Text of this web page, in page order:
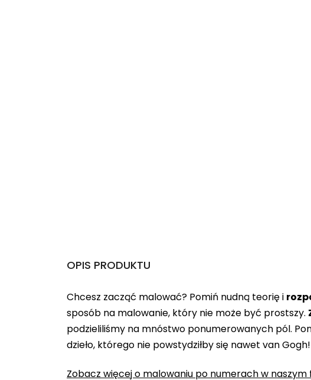
OPIS PRODUKTU
Chcesz zacząć malować? Pomiń nudną teorię i
sposób na malowanie, który nie może być prostszy.
podzieliliśmy na mnóstwo ponumerowanych pól.
dzieło, którego nie powstydziłby się nawet van Gogh!
Zobacz więcej o malowaniu po numerach w naszym